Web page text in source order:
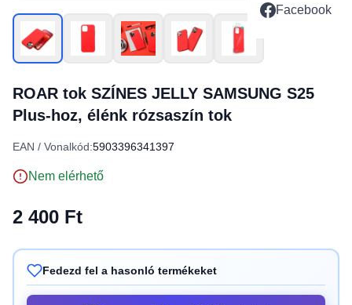
Facebook
ROAR tok SZÍNES JELLY SAMSUNG S25
Plus-hoz, élénk rózsaszín tok
EAN / Vonalkód:5903396341397
Nem elérhető
2 400 Ft
Fedezd fel a hasonló termékeket